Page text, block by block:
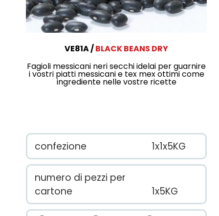
VE81A
BLACK BEANS DRY
Fagioli messicani neri secchi idelai per guarnire
i vostri piatti messicani e tex mex ottimi come
ingrediente nelle vostre ricette
confezione 1x1x5KG
numero di pezzi per
cartone
1x5KG